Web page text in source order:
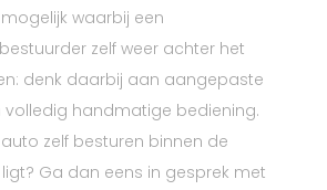
waarbij een
zelf weer achter het
denk daarbij aan aangepaste
volledig handmatige bediening.
auto zelf besturen binnen de
Ga dan eens in gesprek met